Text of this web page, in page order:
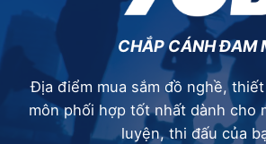
Dạo chơi thủ đô
Kí sự HCMC Marathon 2023 –
mới, mừng 10 năm chạy bộ
Kí sự Obama-Wakasa Half
Giải đua đầu tiên trên đất
CHẮP CÁNH ĐAM
Địa điểm mua sắm đồ nghề,
môn phối hợp tốt nhất dành cho
luyện, thi đấu của